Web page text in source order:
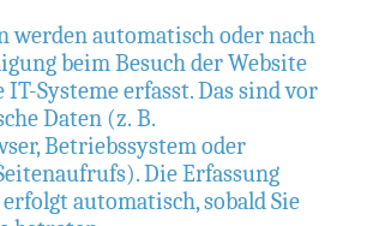
werden automatisch oder nach
beim Besuch der Website
Systeme erfasst. Das sind vor
Daten (z. B.
Betriebssystem oder
Die Erfassung
automatisch, sobald Sie